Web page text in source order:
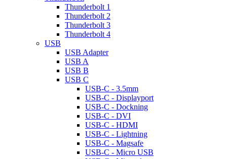
Thunderbolt 1
Thunderbolt 2
Thunderbolt 3
Thunderbolt 4
USB
USB Adapter
USB A
USB B
USB C
USB-C - 3.5mm
USB-C - Displayport
USB-C - Dockning
USB-C - DVI
USB-C - HDMI
USB-C - Lightning
USB-C - Magsafe
USB-C - Micro USB